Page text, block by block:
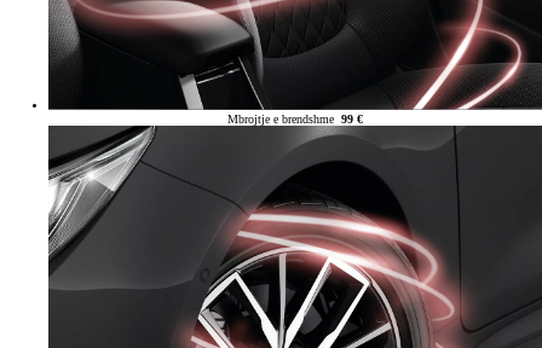
Mbrojtje e brendshme 99 €